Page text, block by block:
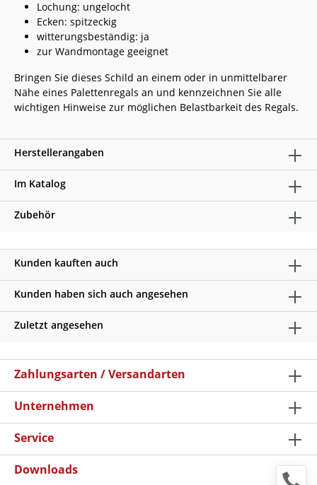
Lochung: ungelocht
Ecken: spitzeckig
witterungsbeständig: ja
zur Wandmontage geeignet
Bringen Sie dieses Schild an einem oder in unmittelbarer
Nähe eines Palettenregals an und kennzeichnen Sie alle
wichtigen Hinweise zur möglichen Belastbarkeit des Regals.
Herstellerangaben
Im Katalog
Zubehör
Kunden kauften auch
Kunden haben sich auch angesehen
Zuletzt angesehen
Zahlungsarten / Versandarten
Unternehmen
Service
Downloads